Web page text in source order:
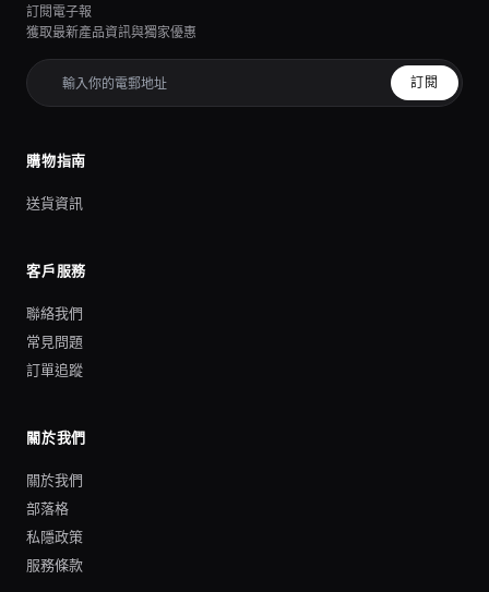
訂閱電子報
獲取最新產品資訊與獨家優惠
訂閱
購物指南
送貨資訊
客戶服務
聯絡我們
常見問題
訂單追蹤
關於我們
關於我們
部落格
私隱政策
服務條款